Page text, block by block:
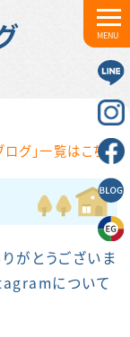
MENU
ログ」一覧はこちら
がとうございま
について